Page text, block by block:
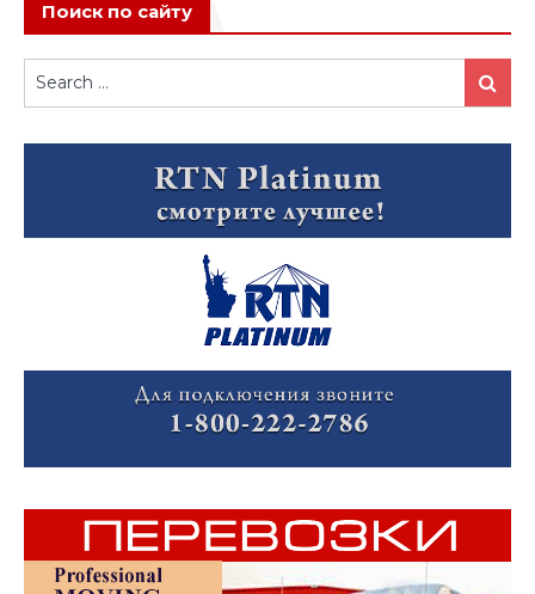
Поиск по сайту
Search
for:
Search